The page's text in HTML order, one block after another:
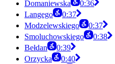
Domaniewska
0:36
Langego
0:37
Modzelewskiego
0:37
Smoluchowskiego
0:38
Bełdan
0:39
Orzycka
0:40